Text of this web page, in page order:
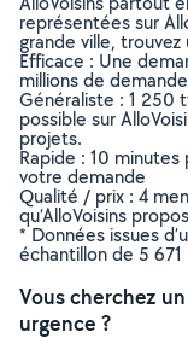
représentées sur
grande ville,
Efficace : Une
millions de
Généraliste : 1 250
possible sur
projets.
Rapide : 10
votre demande
Qualité / prix : 4
qu’AlloVoisins
* Données issues
échantillon de 5
Vous cherchez
urgence ?